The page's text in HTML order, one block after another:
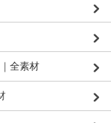
全素材